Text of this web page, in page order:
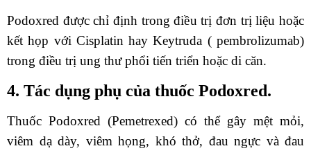
Podoxred được chỉ định trong điều trị đơn trị liệu hoặc
kết họp với Cisplatin hay Keytruda ( pembrolizumab)
trong điều trị ung thư phổi tiến triển hoặc di căn.
4. Tác dụng phụ của thuốc Podoxred.
Thuốc Podoxred (Pemetrexed) có thể gây mệt mỏi,
viêm dạ dày, viêm họng, khó thở, đau ngực và đau